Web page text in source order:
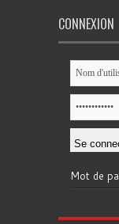
CONNEXION
Mot de